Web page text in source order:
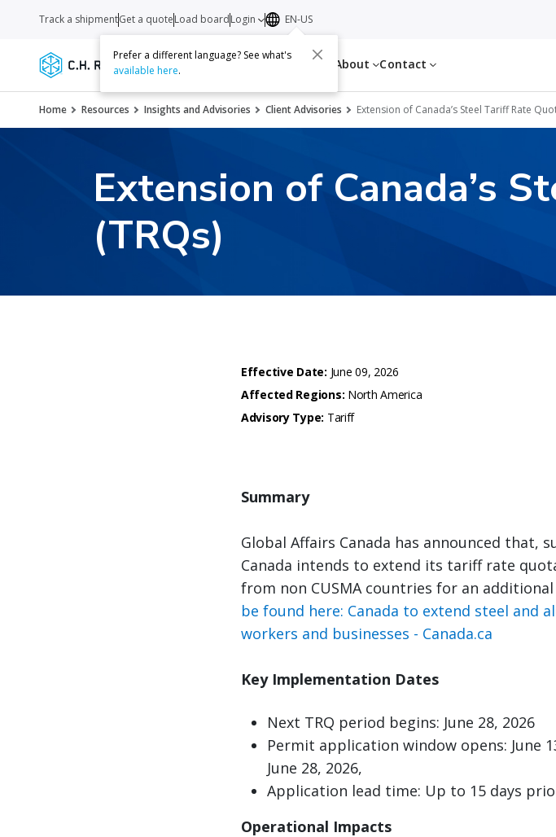
Services Carriers Resources About Contact
Track a shipmentGet a quoteLoad boardLogin EN-US
Prefer a different language? See what's
available here.
Home Resources Insights and Advisories Client Advisories Extension of Canada’s Steel Tariff Rate
Extension of Canada’s
(TRQs)
Effective Date: June 09, 2026
Affected Regions: North America
Advisory Type: Tariff
Summary
Global Affairs Canada has announced that,
Canada intends to extend its tariff rate
from non CUSMA countries for an
be found here: Canada to extend steel and
workers and businesses - Canada.ca
Key Implementation Dates
Next TRQ period begins: June 28, 2026
Permit application window opens: June
June 28, 2026,
Application lead time: Up to 15 days
Operational Impacts